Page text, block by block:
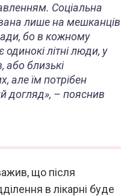
Соціальна
лише на мешканців
бо в кожному
одинокі літні люди, у
або близькі
але їм потрібен
догляд», – пояснив
що після
в лікарні буде